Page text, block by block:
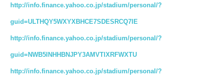
http://info.finance.yahoo.co.jp/stadium/personal/?
guid=ULTHQY5WXYXBHCE7SDESRCQ7IE
http://info.finance.yahoo.co.jp/stadium/personal/?
guid=NWB5INHHBNJPY3AMVTIXRFWXTU
http://info.finance.yahoo.co.jp/stadium/personal/?